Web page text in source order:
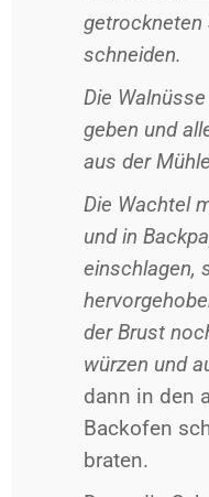
getrockneten
schneiden.
Die
geben und
aus der
Die Wachtel
und in
einschlagen,
der Brust
würzen und
dann in den
Backofen
braten.